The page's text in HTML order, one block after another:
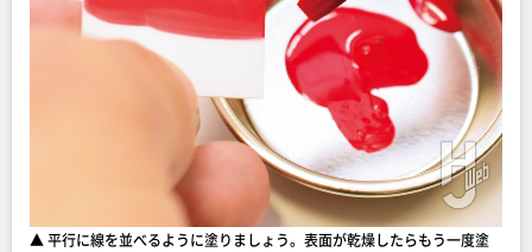
▲ 平行に線を並べるように塗りましょう。表面が乾燥したらもう一度塗